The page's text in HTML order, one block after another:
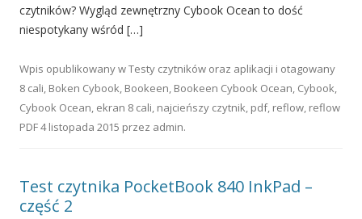
czytników? Wygląd zewnętrzny Cybook Ocean to dość
niespotykany wśród […]
Wpis opublikowany wTesty czytników oraz aplikacji i otagowany
8 cali, Boken Cybook, Bookeen, Bookeen Cybook Ocean, Cybook,
Cybook Ocean, ekran 8 cali, najcieńszy czytnik, pdf, reflow, reflow
PDF4 listopada 2015 przez admin.
Test czytnika PocketBook 840 InkPad –
część 2